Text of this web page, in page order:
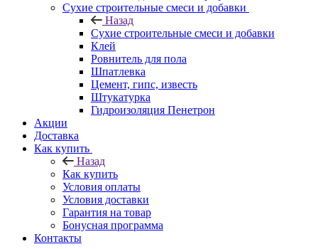
Сухие строительные смеси и добавки
Назад
Сухие строительные смеси и добавки
Клей
Ровнитель для пола
Шпатлевка
Цемент, гипс, известь
Штукатурка
Гидроизоляция Пенетрон
Акции
Доставка
Как купить
Назад
Как купить
Условия оплаты
Условия доставки
Гарантия на товар
Бонусная программа
Контакты